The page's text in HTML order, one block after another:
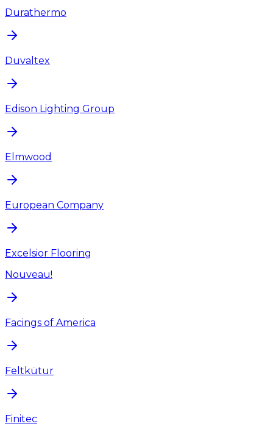
Durathermo
Duvaltex
Edison Lighting Group
Elmwood
European Company
Excelsior Flooring
Nouveau!
Facings of America
Feltkütur
Finitec